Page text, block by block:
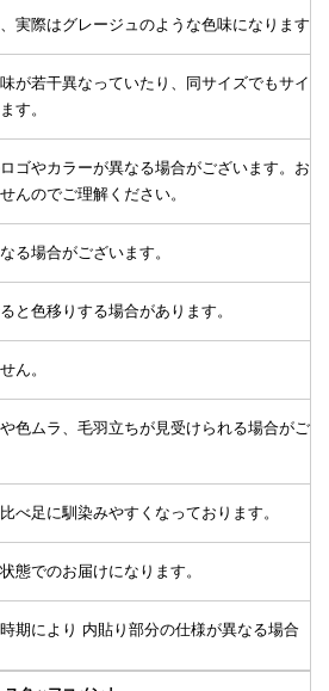
実際はグレージュのような色味になります
が若干異なっていたり、同サイズでもサイ
す。
ゴやカラーが異なる場合がございます。お
んのでご理解ください。
る場合がございます。
と色移りする場合があります。
ん。
色ムラ、毛羽立ちが見受けられる場合がご
べ足に馴染みやすくなっております。
態でのお届けになります。
期により 内貼り部分の仕様が異なる場合